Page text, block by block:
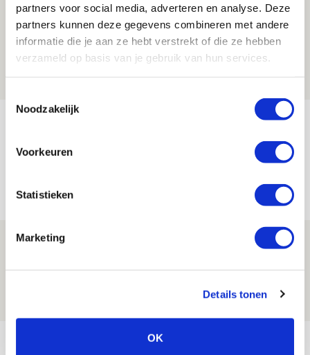
partners voor social media, adverteren en analyse. Deze
partners kunnen deze gegevens combineren met andere
informatie die je aan ze hebt verstrekt of die ze hebben
verzameld op basis van je gebruik van hun services.
Noodzakelijk
Voorkeuren
Statistieken
Marketing
Details tonen
OK
Ter Stegen over uitdagingen en
leidersrol bij Ajax
05 AUGUSTUS 2026 - 20:00
NIEUWS
Shelbourne?
NIEUWS
Laatste Kaarten Actie Ajax - sc